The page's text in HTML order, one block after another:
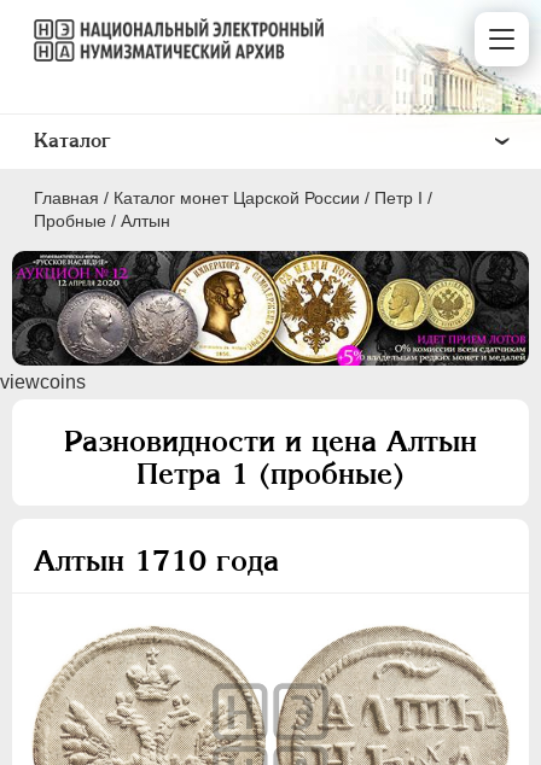
Главная / Каталог монет Царской России / Пeтр I /
Пробные / Алтын
viewcoins
Разновидности и цена Алтын
Петра 1 (пробные)
Алтын 1710 года
Каталог
ПEТР I 1699 - 1725
Золото
Серебро
2 рубля
Полуполтинник
Гривенник
5 копеек
Алтын